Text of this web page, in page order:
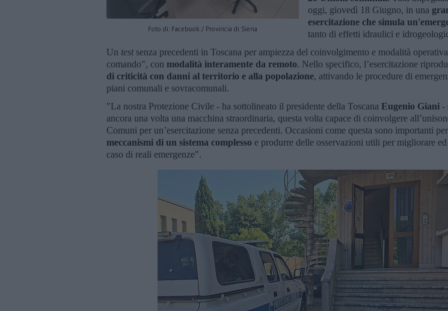
Foto di: Facebook / Provincia di Siena
oggi, giovedì 18 Giugno, in una
esercitazione che simula
tanto di effetti idraulici e
Un testsenza precedenti in Toscana per ampiezza del coinvolgimento e modalità
comando", con modalità interamente da remoto. Nello specifico, l’esercitazione
di criticità con danni al territorio e alla popolazione, attivando le procedure di
piani comunali e sovracomunali.
"La nostra Protezione Civile - ha sottolineato il presidente della Toscana Eugenio Giani -
ancora una volta una macchina straordinaria, questa volta capace di coinvolgere
Comuni per un’esercitazione senza precedenti. Occasioni come questa sono importanti per
meccanismi di un sistema complesso e produrre delle osservazioni utili per migliorare
caso di reali emergenze".